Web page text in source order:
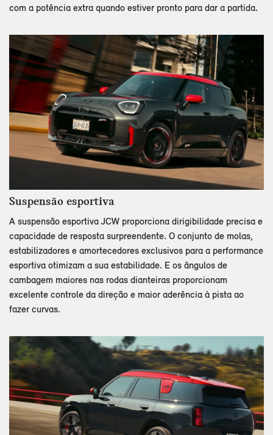
com a potência extra quando estiver pronto para dar a partida.
Suspensão esportiva
A suspensão esportiva JCW proporciona dirigibilidade precisa e
capacidade de resposta surpreendente. O conjunto de molas,
estabilizadores e amortecedores exclusivos para a performance
esportiva otimizam a sua estabilidade. E os ângulos de
cambagem maiores nas rodas dianteiras proporcionam
excelente controle da direção e maior aderência à pista ao
fazer curvas.